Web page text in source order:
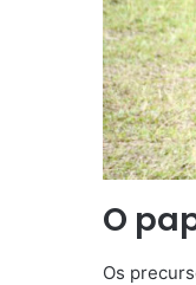
O
Os